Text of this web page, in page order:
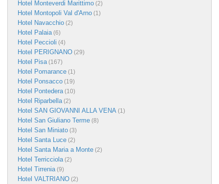
Hotel Monteverdi Marittimo (2)
Hotel Montopoli Val d'Arno (1)
Hotel Navacchio (2)
Hotel Palaia(6)
Hotel Peccioli (4)
Hotel PERIGNANO (29)
Hotel Pisa(167)
Hotel Pomarance (1)
Hotel Ponsacco (19)
Hotel Pontedera(10)
Hotel Riparbella(2)
Hotel SAN GIOVANNI ALLA VENA (1)
Hotel San Giuliano Terme (8)
Hotel San Miniato (3)
Hotel Santa Luce (2)
Hotel Santa Maria a Monte (2)
Hotel Terricciola(2)
Hotel Tirrenia(9)
Hotel VALTRIANO (2)